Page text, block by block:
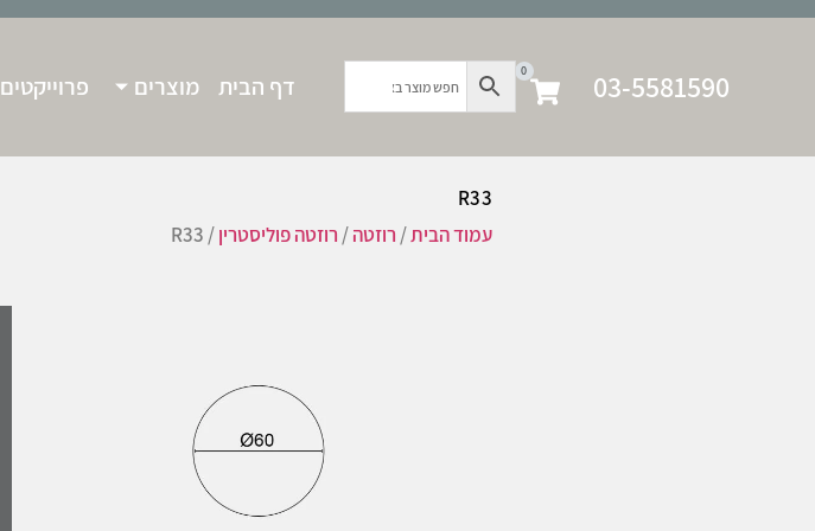
03-5581590
0
דף הבית מוצרים פרוייקטים
R33
עמוד הבית/ רוזטה/ רוזטה פוליסטרין/ R33